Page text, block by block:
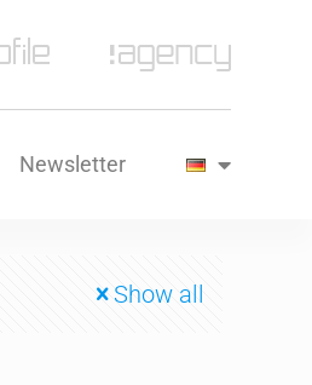
Newsletter
Show all